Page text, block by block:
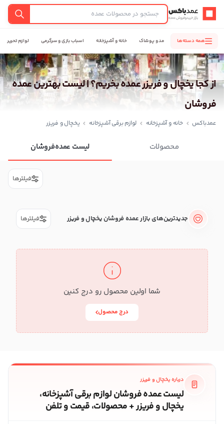
عمدباکس — بازگشت به صفحه اصلی
جستجو
همه دسته‌ها مد و پوشاک خانه و آشپزخانه اسباب بازی و سرگرمی لوازم تحریر
از کجا یخچال و فریزر عمده بخریم؟ | لیست بهترین عمده
فروشان
عمدباکس خانه و آشپزخانه لوازم برقی آشپزخانه یخچال و فریزر
محصولات لیست عمده‌فروشان
فیلترها
جدیدترین‌های بازار عمده فروشان یخچال و فریزر فیلترها
شما اولین محصول رو درج کنین
درج محصول
درباره یخچال و فریزر
لیست عمده فروشان لوازم برقی آشپزخانه،
یخچال و فریزر + محصولات، قیمت و تلفن